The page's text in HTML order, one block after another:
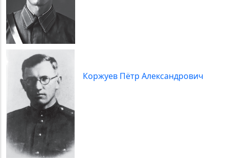
Коржуев Пётр Александрович